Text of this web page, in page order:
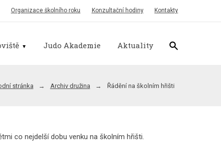
Organizace školního roku Konzultační hodiny Kontakty
Judo Akademie Aktuality
stránka Archiv družina Řádění na školním hřišti
co nejdelší dobu venku na školním hřišti.